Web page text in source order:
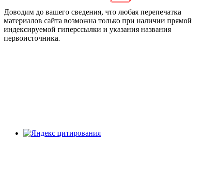
Доводим до вашего сведения, что любая перепечатка
материалов сайта возможна только при наличии прямой
индексируемой гиперссылки и указания названия
первоисточника.